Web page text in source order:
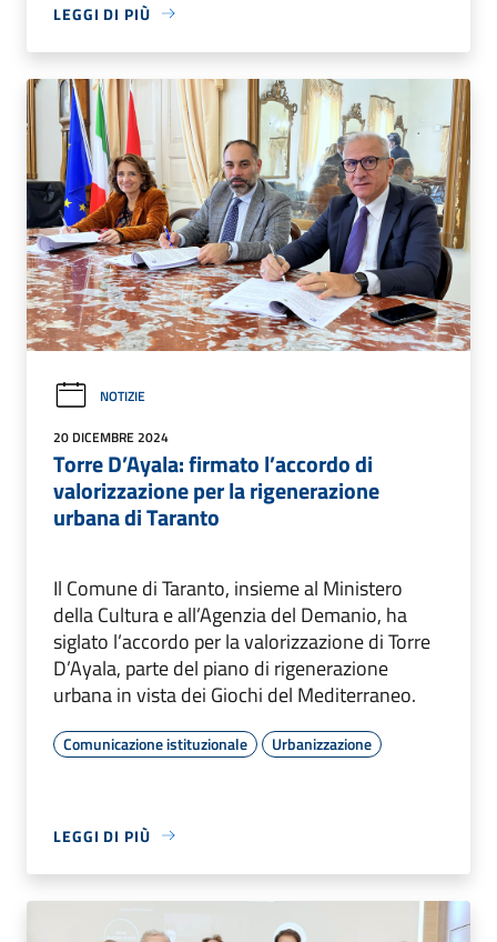
LEGGI DI PIÙ
NOTIZIE
20 DICEMBRE 2024
Torre D’Ayala: firmato l’accordo di
valorizzazione per la rigenerazione
urbana di Taranto
Il Comune di Taranto, insieme al Ministero
della Cultura e all’Agenzia del Demanio, ha
siglato l’accordo per la valorizzazione di Torre
D’Ayala, parte del piano di rigenerazione
urbana in vista dei Giochi del Mediterraneo.
Comunicazione istituzionale Urbanizzazione
LEGGI DI PIÙ